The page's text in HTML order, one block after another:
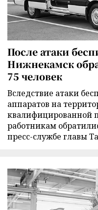
После атаки
Нижнекамск
75 человек
Вследствие атаки
аппаратов на
работникам
пресс-службе главы